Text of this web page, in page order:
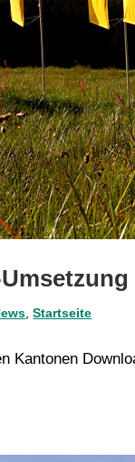
,Startseite
Kantonen